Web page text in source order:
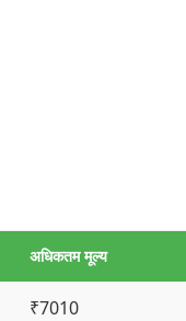
अधिकतम मूल्य
₹7010